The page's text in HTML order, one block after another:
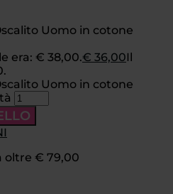
Uomo in cotone
era: € 38,00.€ 36,00Il
Uomo in cotone
oltre € 79,00